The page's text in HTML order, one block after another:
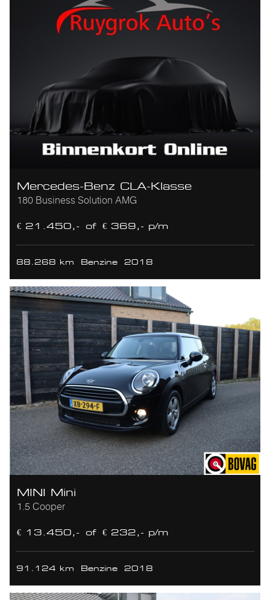
Mercedes-Benz CLA-Klasse
180 Business Solution AMG
€ 21.450,- of € 369,- p/m
88.268 km Benzine 2018
MINI Mini
1.5 Cooper
€ 13.450,- of € 232,- p/m
91.124 km Benzine 2018